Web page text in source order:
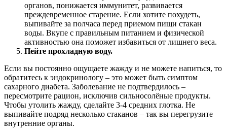
органов, понижается иммунитет, развивается
преждевременное старение. Если хотите похудеть,
выпивайте за полчаса перед приемом пищи стакан
воды. Вкупе с правильным питанием и физической
активностью она поможет избавиться от лишнего веса.
Пейте прохладную воду.
Если вы постоянно ощущаете жажду и не можете напиться, то
обратитесь к эндокринологу ‒ это может быть симптом
сахарного диабета. Заболевание не подтвердилось ‒
пересмотрите рацион, исключив сильносолёные продукты.
Чтобы утолить жажду, сделайте 3-4 средних глотка. Не
выпивайте подряд несколько стаканов ‒ так вы перегрузите
внутренние органы.